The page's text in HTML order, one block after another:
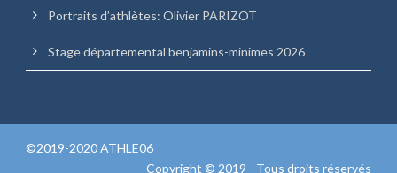
Portraits d’athlètes: Olivier PARIZOT
Stage départemental benjamins-minimes 2026
©2019-2020 ATHLE06
Copyright © 2019 - Tous droits réservés